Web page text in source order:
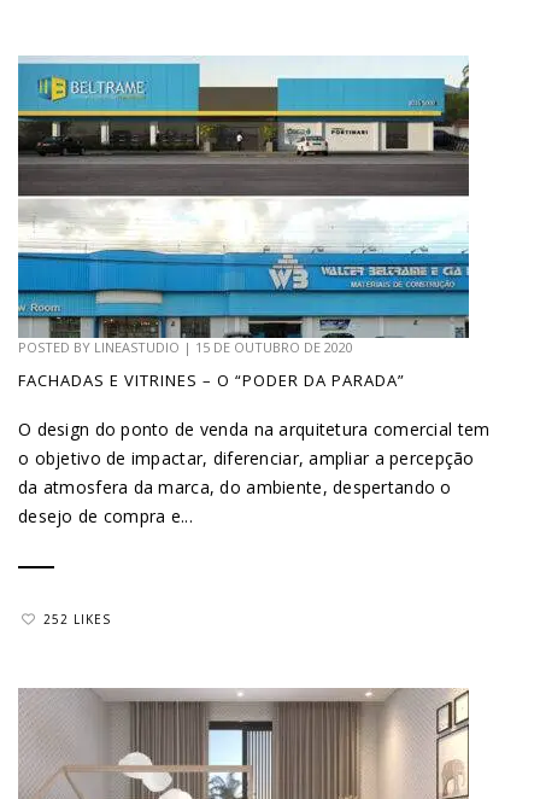
POSTED BY LINEASTUDIO | 15 DE OUTUBRO DE 2020
FACHADAS E VITRINES – O “PODER DA PARADA”
O design do ponto de venda na arquitetura comercial tem
o objetivo de impactar, diferenciar, ampliar a percepção
da atmosfera da marca, do ambiente, despertando o
desejo de compra e...
252 LIKES